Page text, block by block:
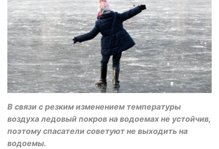
В связи с резким изменением температуры
воздуха ледовый покров на водоемах не устойчив,
поэтому спасатели советуют не выходить на
водоемы.